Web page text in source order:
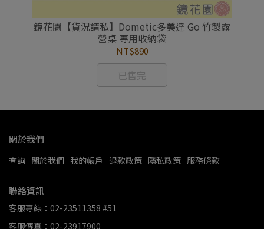
鏡花園【貨況請私】Dometic多美達 Go 竹製露
營桌 專用收納袋
NT$890
已售完
關於我們
查詢 關於我們 我的帳戶 退款政策 隱私政策 服務條款
聯絡資訊
客服專線：02-23511358 #51
客服傳真：02-23917900